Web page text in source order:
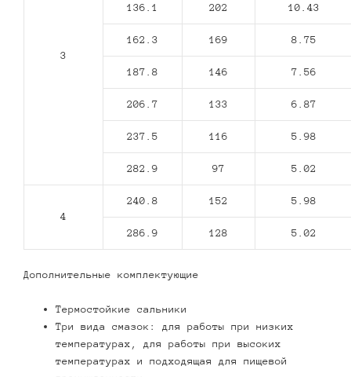
3
136.1 202 10.43
162.3 169 8.75
187.8 146 7.56
206.7 133 6.87
237.5 116 5.98
282.9 97 5.02
4
240.8 152 5.98
286.9 128 5.02
Дополнительные комплектующие
Термостойкие сальники
Три вида смазок: для работы при низких
температурах, для работы при высоких
температурах и подходящая для пищевой